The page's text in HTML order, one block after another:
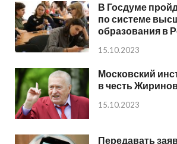
В Госдуме
по системе
образования в
15.10.2023
Московский
в честь
15.10.2023
Передавать